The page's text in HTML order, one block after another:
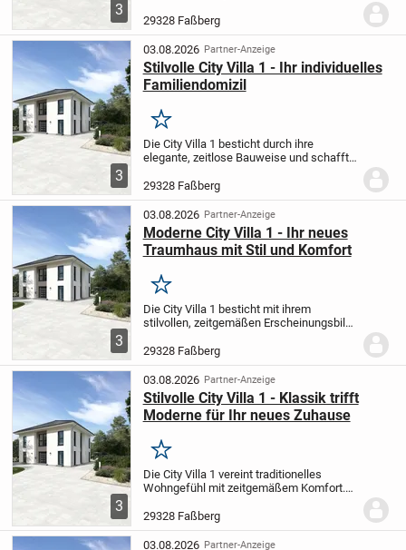
3
Der weitläufige Wohn- und Essbereich
lädt zu entspannten Abenden und
geselligen Treffen mit...
29328 Faßberg
3
03.08.2026 Partner-Anzeige
Stilvolle City Villa 1 - Ihr individuelles
Familiendomizil
Merken
Die City Villa 1 besticht durch ihre
elegante, zeitlose Bauweise und schafft
mit hohen Ansprüchen. Das großzügige
Wohn- und Essareal ist lichtdurchflutet
und lädt...
29328 Faßberg
3
03.08.2026 Partner-Anzeige
Moderne City Villa 1 - Ihr neues
Traumhaus mit Stil und Komfort
Merken
Die City Villa 1 besticht mit ihrem
stilvollen, zeitgemäßen Erscheinungsbild
Wohnambiente. Der offen gestaltete
Wohn- und Essbereich lädt zu
entspannten Stunden im Kreis der...
29328 Faßberg
3
03.08.2026 Partner-Anzeige
Stilvolle City Villa 1 - Klassik trifft
Moderne für Ihr neues Zuhause
Merken
Die City Villa 1 vereint traditionelles
Wohngefühl mit zeitgemäßem Komfort.
bietet ideale Voraussetzungen für
unvergessliche Abende im Kreis Ihrer
Liebsten. Im...
29328 Faßberg
03.08.2026 Partner-Anzeige